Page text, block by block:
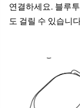
연결하세요. 블루
도 걸릴 수 있습니